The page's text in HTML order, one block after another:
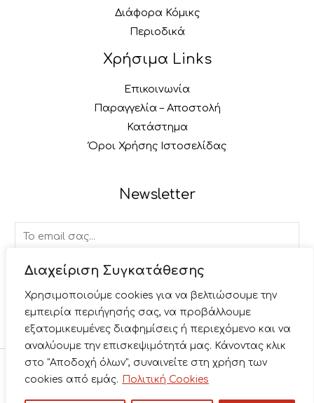
Διαχείριση Συγκατάθεσης
Χρησιμοποιούμε cookies για να βελτιώσουμε την
εμπειρία περιήγησής σας, να προβάλλουμε
εξατομικευμένες διαφημίσεις ή περιεχόμενο και να
αναλύουμε την επισκεψιμότητά μας. Κάνοντας κλικ
στο "Αποδοχή όλων", συναινείτε στη χρήση των
cookies από εμάς. Πολιτική Cookies
Διάφορα Κόμικς
Περιοδικά
Χρήσιμα Links
Επικοινωνία
Παραγγελία – Αποστολή
Κατάστημα
Όροι Χρήσης Ιστοσελίδας
Newsletter
m
Copyright © 2026 Paliacomicsbabis. Κατασκευή